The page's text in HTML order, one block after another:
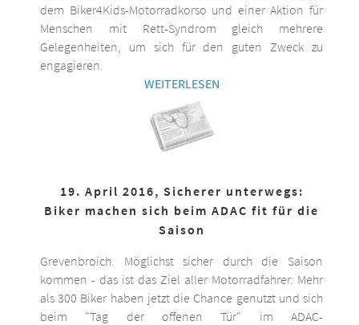
dem Biker4Kids-Motorradkorso und einer Aktion für
Menschen mit Rett-Syndrom gleich mehrere
Gelegenheiten, um sich für den guten Zweck zu
engagieren.
WEITERLESEN
19. April 2016, Sicherer unterwegs:
Biker machen sich beim ADAC fit für die
Saison
Grevenbroich. Möglichst sicher durch die Saison
kommen - das ist das Ziel aller Motorradfahrer. Mehr
als 300 Biker haben jetzt die Chance genutzt und sich
beim "Tag der offenen Tür" im ADAC-